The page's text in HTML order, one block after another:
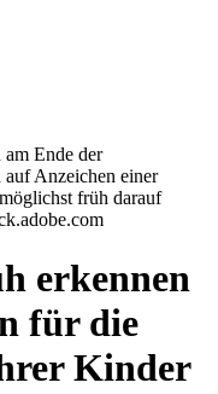
Ende der
Anzeichen einer
früh darauf
erkennen
für die
Kinder